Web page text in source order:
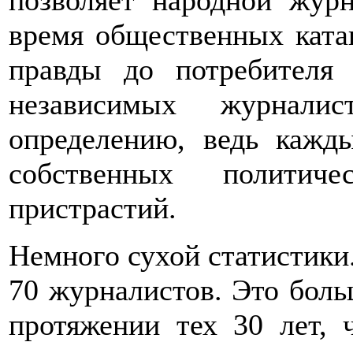
время общественных
правды до
независимых
определению, ведь
собственных
пристрастий.
Немного сухой
70 журналистов. Это
протяжении тех 30 лет,